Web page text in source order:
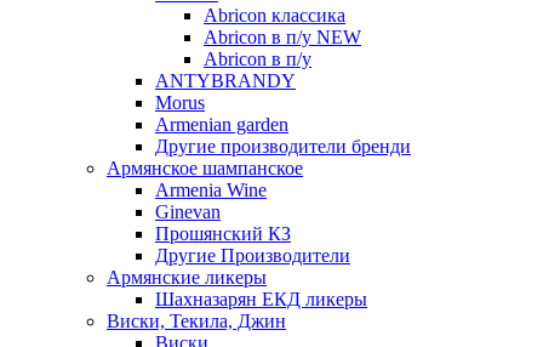
Abricon классика
Abricon в п/у NEW
Abricon в п/у
ANTYBRANDY
Morus
Armenian garden
Другие производители бренди
Армянское шампанское
Armenia Wine
Ginevan
Прошянский КЗ
Другие Производители
Армянские ликеры
Шахназарян ЕКД ликеры
Виски, Текила, Джин
Виски